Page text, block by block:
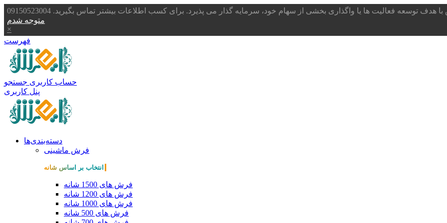
با هدف توسعه فعالیت ها یا واگذاری بخشی از سهام خود، سرمایه گذار می پذیرد. برای کسب اطلاعات بیشتر تماس بگیرید. 09150523004
متوجه شدم
×
فهرست
حساب کاربری جستجو
پنل کاربری
دسته‌بندی‌ها
فرش ماشینی
انتخاب بر اساس شانه
فرش های 1500 شانه
فرش های 1200 شانه
فرش های 1000 شانه
فرش های 500 شانه